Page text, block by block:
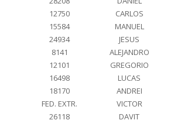
12750
CARLOS
15584
MANUEL
24934
JESUS
8141
ALEJANDRO
12101
GREGORIO
16498
LUCAS
18170
ANDREI
FED. EXTR.
VICTOR
26118
DAVIT